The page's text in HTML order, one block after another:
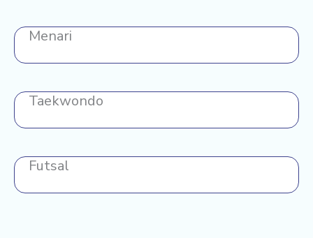
Menari
Taekwondo
Futsal